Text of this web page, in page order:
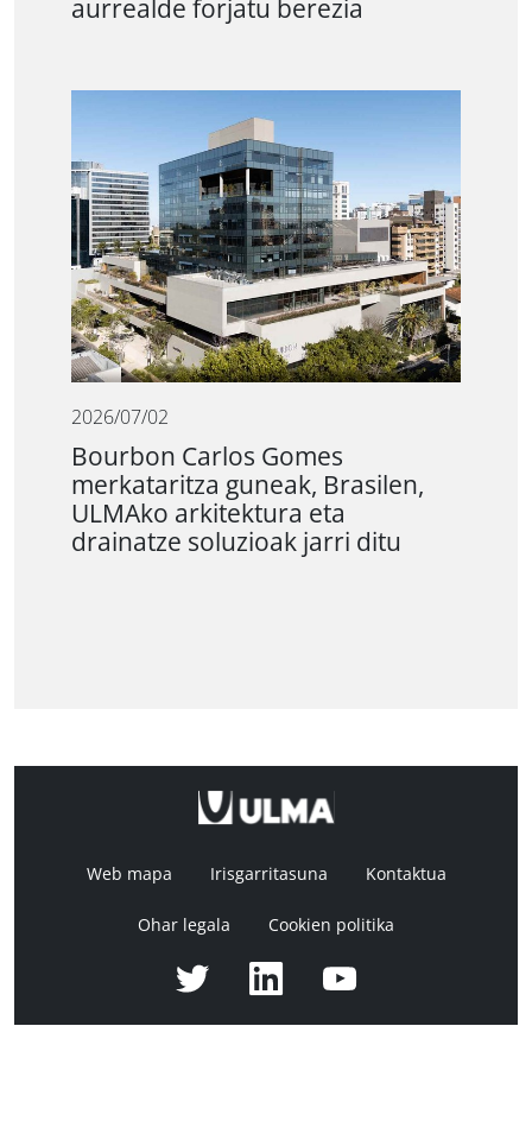
aurrealde forjatu berezia
2026/07/02
Bourbon Carlos Gomes
merkataritza guneak, Brasilen,
ULMAko arkitektura eta
drainatze soluzioak jarri ditu
Web mapa Irisgarritasuna Kontaktua
Ohar legala Cookien politika